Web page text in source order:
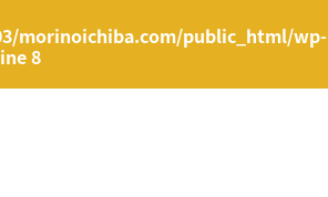
morinoichiba.com/public_html/wp-
8